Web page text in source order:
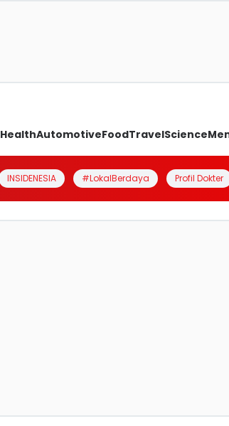
HealthAutomotiveFoodTravelScience
INSIDENESIA #LokalBerdaya Profil Dokter